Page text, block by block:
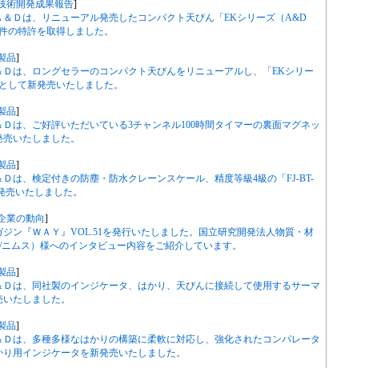
術開発成果報告]
＆Ｄは、リニューアル発売したコンパクト天びん「EKシリーズ（A&D
の特許を取得しました。
品]
Ｄは、ロングセラーのコンパクト天びんをリニューアルし、「EKシリー
して新発売いたしました。
品]
Ｄは、ご好評いただいている3チャンネル100時間タイマーの裏面マグネッ
いたしました。
品]
Ｄは、検定付きの防塵・防水クレーンスケール、精度等級4級の「FJ-BT-
いたしました。
業の動向]
ジン『ＷＡＹ』VOL.51を発行いたしました。国立研究開発法人物質・材
ムス）様へのインタビュー内容をご紹介しています。
品]
Ｄは、同社製のインジケータ、はかり、天びんに接続して使用するサーマ
たしました。
品]
Ｄは、多種多様なはかりの構築に柔軟に対応し、強化されたコンパレータ
用インジケータを新発売いたしました。